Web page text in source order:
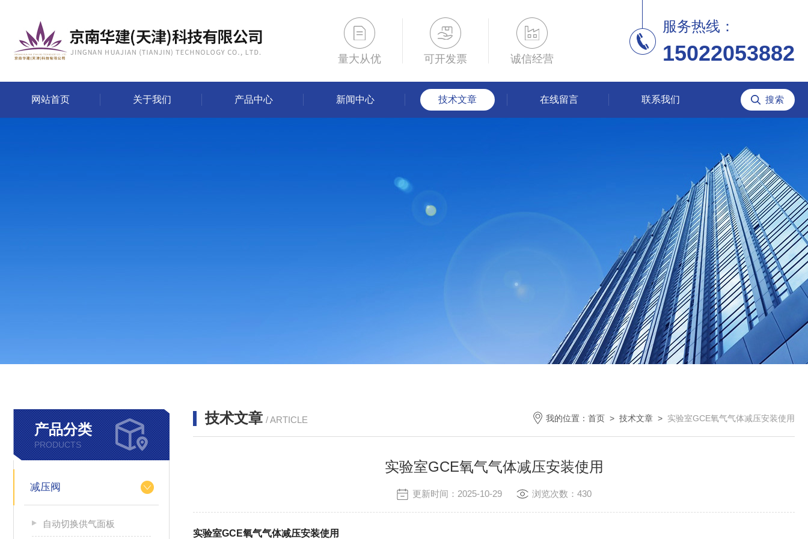
量大从优 可开发票 诚信经营
服务热线：
15022053882
网站首页 关于我们 产品中心 新闻中心 技术文章 在线留言 联系我们
产品分类
PRODUCTS
减压阀
自动切换供气面板
技术文章 / ARTICLE 我的位置： 首页 > 技术文章 > 实验室GCE氧气气体减压安装使用
实验室GCE氧气气体减压安装使用
更新时间：2025-10-29 浏览次数：430
实验室GCE氧气气体减压安装使用